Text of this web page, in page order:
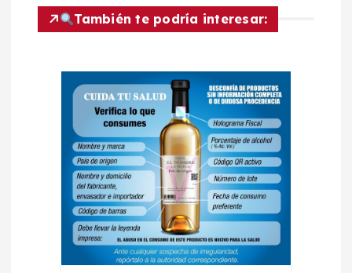
También te podría interesar: